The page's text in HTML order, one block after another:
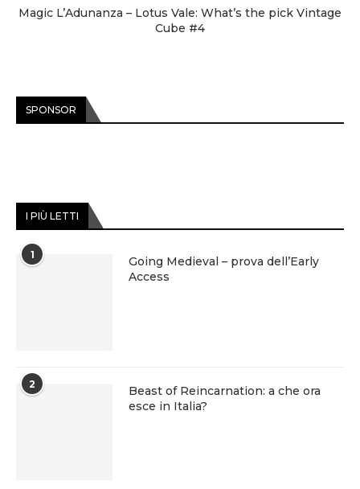
Magic L’Adunanza – Lotus Vale: What’s the pick Vintage
Cube #4
SPONSOR
I PIÙ LETTI
1
Going Medieval – prova dell’Early
Access
2
Beast of Reincarnation: a che ora
esce in Italia?